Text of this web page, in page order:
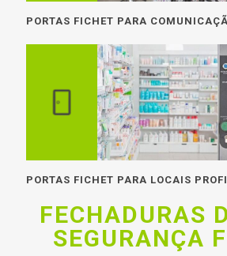
PORTAS FICHET PARA
PORTAS FICHET PARA LOCAIS
FECHADURAS
SEGURANÇA